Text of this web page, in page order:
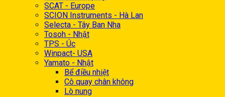
SCAT - Europe
SCION Instruments - Hà Lan
Selecta - Tây Ban Nha
Tosoh - Nhật
TPS - Úc
Winpact- USA
Yamato - Nhật
Bể điều nhiệt
Cô quay chân không
Lò nung